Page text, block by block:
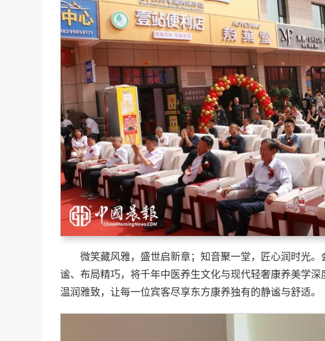
微笑藏风雅，盛世启新章；知音聚一堂，匠心润时光
谧、布局精巧，将千年中医养生文化与现代轻奢康养美学
温润雅致，让每一位宾客尽享东方康养独有的静谧与舒适。